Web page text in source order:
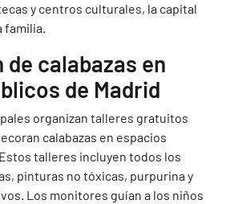
y centros culturales, la capital
familia.
calabazas en
de Madrid
organizan talleres gratuitos
calabazas en espacios
talleres incluyen todos los
pinturas no tóxicas, purpurina y
Los monitores guían a los niños